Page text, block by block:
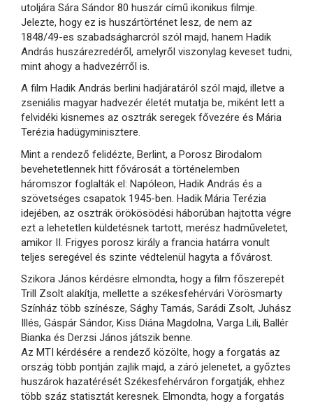
utoljára Sára Sándor 80 huszár című ikonikus filmje.
Jelezte, hogy ez is huszártörténet lesz, de nem az
1848/49-es szabadságharcról szól majd, hanem Hadik
András huszárezredéről, amelyről viszonylag keveset tudni,
mint ahogy a hadvezérről is.
A film Hadik András berlini hadjáratáról szól majd, illetve a
zseniális magyar hadvezér életét mutatja be, miként lett a
felvidéki kisnemes az osztrák seregek fővezére és Mária
Terézia hadügyminisztere.
Mint a rendező felidézte, Berlint, a Porosz Birodalom
bevehetetlennek hitt fővárosát a történelemben
háromszor foglalták el: Napóleon, Hadik András és a
szövetséges csapatok 1945-ben. Hadik Mária Terézia
idejében, az osztrák örökösödési háborúban hajtotta végre
ezt a lehetetlen küldetésnek tartott, merész hadműveletet,
amikor II. Frigyes porosz király a francia határra vonult
teljes seregével és szinte védtelenül hagyta a fővárost.
Szikora János kérdésre elmondta, hogy a film főszerepét
Trill Zsolt alakítja, mellette a székesfehérvári Vörösmarty
Színház több színésze, Sághy Tamás, Sarádi Zsolt, Juhász
Illés, Gáspár Sándor, Kiss Diána Magdolna, Varga Lili, Ballér
Bianka és Derzsi János játszik benne.
Az MTI kérdésére a rendező közölte, hogy a forgatás az
ország több pontján zajlik majd, a záró jelenetet, a győztes
huszárok hazatérését Székesfehérváron forgatják, ehhez
több száz statisztát keresnek. Elmondta, hogy a forgatás